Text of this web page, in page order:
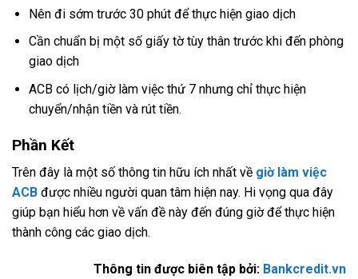
Nên đi sớm trước 30 phút để thực hiện giao dịch
Cần chuẩn bị một số giấy tờ tùy thân trước khi đến phòng
giao dịch
ACB có lịch/giờ làm việc thứ 7 nhưng chỉ thực hiện
chuyển/nhận tiền và rút tiền.
Phần Kết
Trên đây là một số thông tin hữu ích nhất về giờ làm việc
ACB được nhiều người quan tâm hiện nay. Hi vọng qua đây
giúp bạn hiểu hơn về vấn đề này đến đúng giờ để thực hiện
thành công các giao dịch.
Thông tin được biên tập bởi: Bankcredit.vn